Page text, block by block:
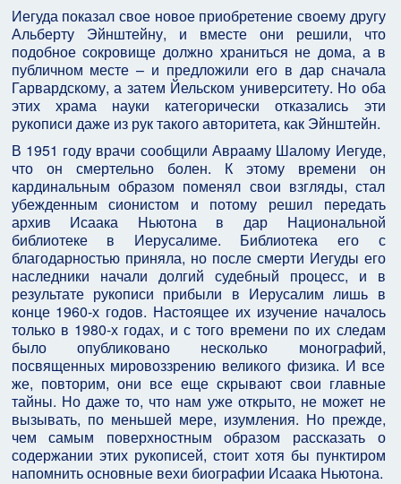
Иегуда показал свое новое приобретение своему другу
Альберту Эйнштейну, и вместе они решили, что
подобное сокровище должно храниться не дома, а в
публичном месте – и предложили его в дар сначала
Гарвардскому, а затем Йельском университету. Но оба
этих храма науки категорически отказались эти
рукописи даже из рук такого авторитета, как Эйнштейн.
В 1951 году врачи сообщили Аврааму Шалому Иегуде,
что он смертельно болен. К этому времени он
кардинальным образом поменял свои взгляды, стал
убежденным сионистом и потому решил передать
архив Исаака Ньютона в дар Национальной
библиотеке в Иерусалиме. Библиотека его с
благодарностью приняла, но после смерти Иегуды его
наследники начали долгий судебный процесс, и в
результате рукописи прибыли в Иерусалим лишь в
конце 1960-х годов. Настоящее их изучение началось
только в 1980-х годах, и с того времени по их следам
было опубликовано несколько монографий,
посвященных мировоззрению великого физика. И все
же, повторим, они все еще скрывают свои главные
тайны. Но даже то, что нам уже открыто, не может не
вызывать, по меньшей мере, изумления. Но прежде,
чем самым поверхностным образом рассказать о
содержании этих рукописей, стоит хотя бы пунктиром
напомнить основные вехи биографии Исаака Ньютона.